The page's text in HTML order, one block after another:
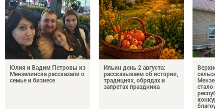
Юлия и Вадим Петровы из
Мензелинска рассказали о
семье и бизнесе
Ильин день 2 августа:
рассказываем об истории,
традициях, обрядах и
запретах праздника
стало